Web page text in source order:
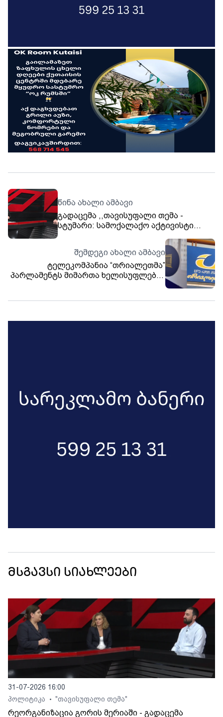
წინა ახალი ამბავი
გადაცემა ,,თავისუფალი თემა -
სტუმარი: სამოქალაქო აქტივისტი
შემდეგი ახალი ამბავი
ტელეკომპანია “თრიალეთმა”
პარლამენტს მიმართა ხელისუფლების
მსგავსი სიახლეები
31-07-2026 16:00
პოლიტიკა
• "თავისუფალი თემა"
რეორგანიზაცია გორის მერიაში - გადაცემა